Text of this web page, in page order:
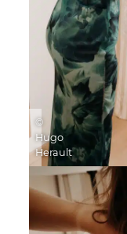
©
Hugo
Herault